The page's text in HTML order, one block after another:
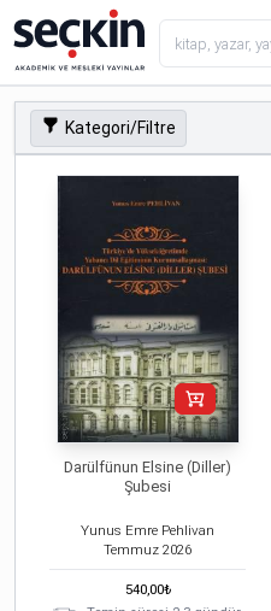
Kategori/Filtre
Darülfünun Elsine (Diller)
Şubesi
Yunus Emre Pehlivan
Temmuz 2026
540,00₺